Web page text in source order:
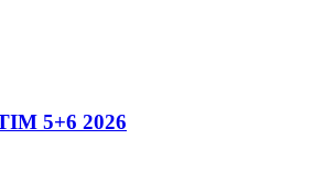
5+6 2026